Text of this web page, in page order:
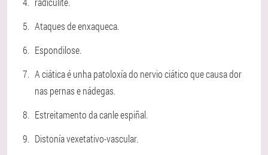
Ataques de enxaqueca.
Espondilose.
A ciática é unha patoloxía do nervio ciático que causa dor
nas pernas e nádegas.
Estreitamento da canle espiñal.
Distonía vexetativo-vascular.